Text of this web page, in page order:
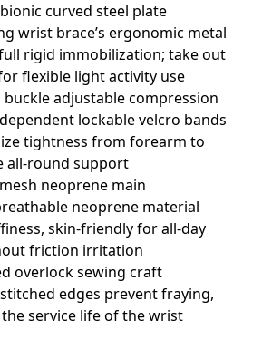
curved steel plate
wrist brace’s ergonomic metal
rigid immobilization; take out
flexible light activity use
buckle adjustable compression
lockable velcro bands
tightness from forearm to
all-round support
neoprene main
neoprene material
skin-friendly for all-day
friction irritation
overlock sewing craft
edges prevent fraying,
service life of the wrist